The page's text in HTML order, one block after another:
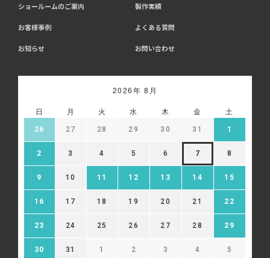
ショールームのご案内 製作実績
お客様事例 よくある質問
お知らせ お問い合わせ
2026年 8月
日 月 火 水 木 金 土
26 27 28 29 30 31 1
2 3 4 5 6 7 8
9 10 11 12 13 14 15
16 17 18 19 20 21 22
23 24 25 26 27 28 29
30 31 1 2 3 4 5